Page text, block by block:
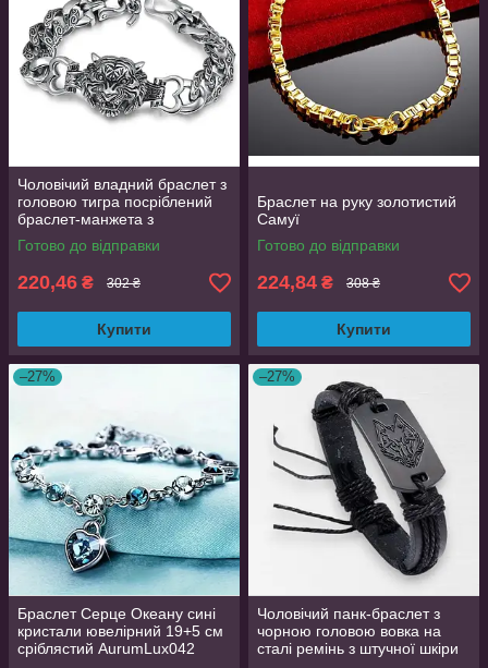
Чоловічий владний браслет з
головою тигра посріблений
браслет-манжета з
зображенням зверя
Готово до відправки
220,46 ₴ 302 ₴
Купити
Браслет на руку золотистий
Самуї
Готово до відправки
224,84 ₴ 308 ₴
Купити
–27%
Браслет Серце Океану сині
кристали ювелірний 19+5 см
сріблястий AurumLux042
–27%
Чоловічий панк-браслет з
чорною головою вовка на
сталі ремінь з штучної шкіри